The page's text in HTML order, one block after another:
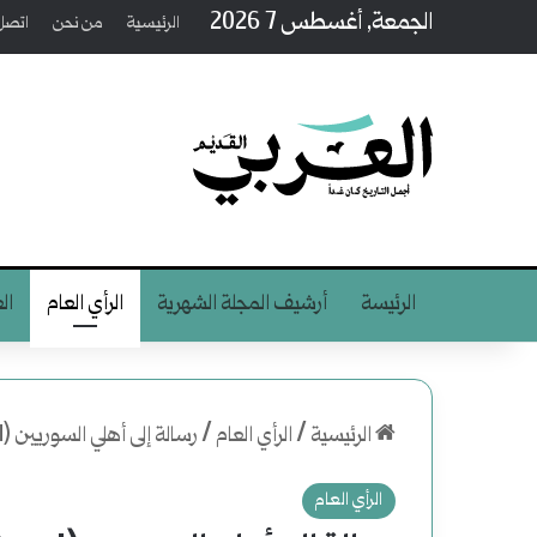
الجمعة, أغسطس 7 2026 الرئيسية من نحن
الرئيسة أرشيف المجلة الشهرية الرأي العام
الرئيسية /الرأي العام /رسالة إلى أهلي السوريين (1 من 2)
الرأي العام